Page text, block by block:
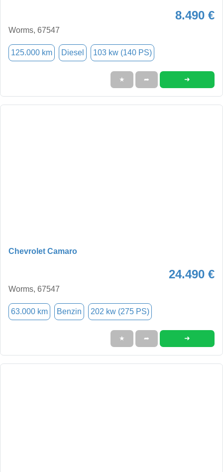
8.490 €
Worms, 67547
125.000 km Diesel 103 kw (140 PS)
★ ➦ ➜
Chevrolet Camaro
24.490 €
Worms, 67547
63.000 km Benzin 202 kw (275 PS)
★ ➦ ➜